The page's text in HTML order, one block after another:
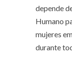
depende
Humano
mujeres
durante